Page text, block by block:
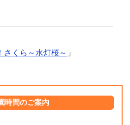
さくら～水灯桜～ 」
時間のご案内